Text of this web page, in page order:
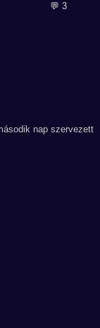
💬 3
nap szervezett